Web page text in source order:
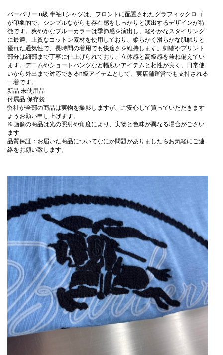
バーバリー n級 半袖Tシャツは、フロントに配置されたグラフィックロゴ
が印象的で、シンプルながらも存在感をしっかりと演出するデザインが特
徴です。爽やかなブルーカラーは季節感を演出し、軽やかなスタイリング
に最適。上質なコットン素材を使用しており、柔らかく滑らかな肌触りと
優れた通気性で、長時間の着用でも快適さを維持します。刺繍やプリント
部分は細部まで丁寧に仕上げられており、立体感と高級感を兼ね備えてい
ます。デニムやショートパンツなど幅広いアイテムと相性が良く、日常使
いから外出まで対応できるn級アイテムとして、実店舗運営でも支持される
一着です。
新品 未使用品
付属品 保存袋
弊社が全部の商品は実物を撮影しますが、ご安心して買っていただきます
ようお願い申し上げます。
※画像の商品は光の照射や角度により、実物と色味が異なる場合がござい
ます
品質保証：お届いた商品についてなにか問題がありましたらお気軽にご連
絡をお願い致します。